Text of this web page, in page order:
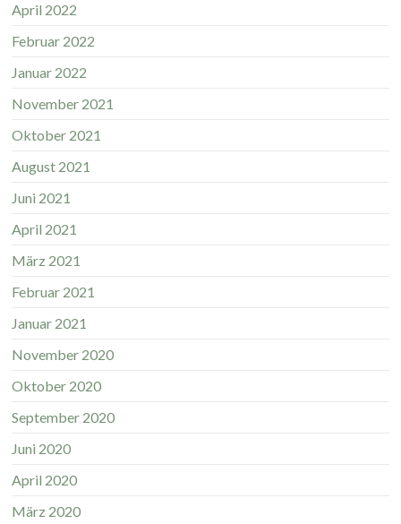
April 2022
Februar 2022
Januar 2022
November 2021
Oktober 2021
August 2021
Juni 2021
April 2021
März 2021
Februar 2021
Januar 2021
November 2020
Oktober 2020
September 2020
Juni 2020
April 2020
März 2020